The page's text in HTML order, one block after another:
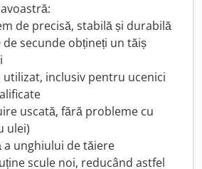
de precisă, stabilă și durabilă
de secunde obțineți un tăiș
utilizat, inclusiv pentru ucenici
uscată, fără probleme cu
ulei)
a unghiului de tăiere
scule noi, reducând astfel